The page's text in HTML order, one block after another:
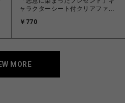
ャラクターシート付クリアファイ
￥770
MORE